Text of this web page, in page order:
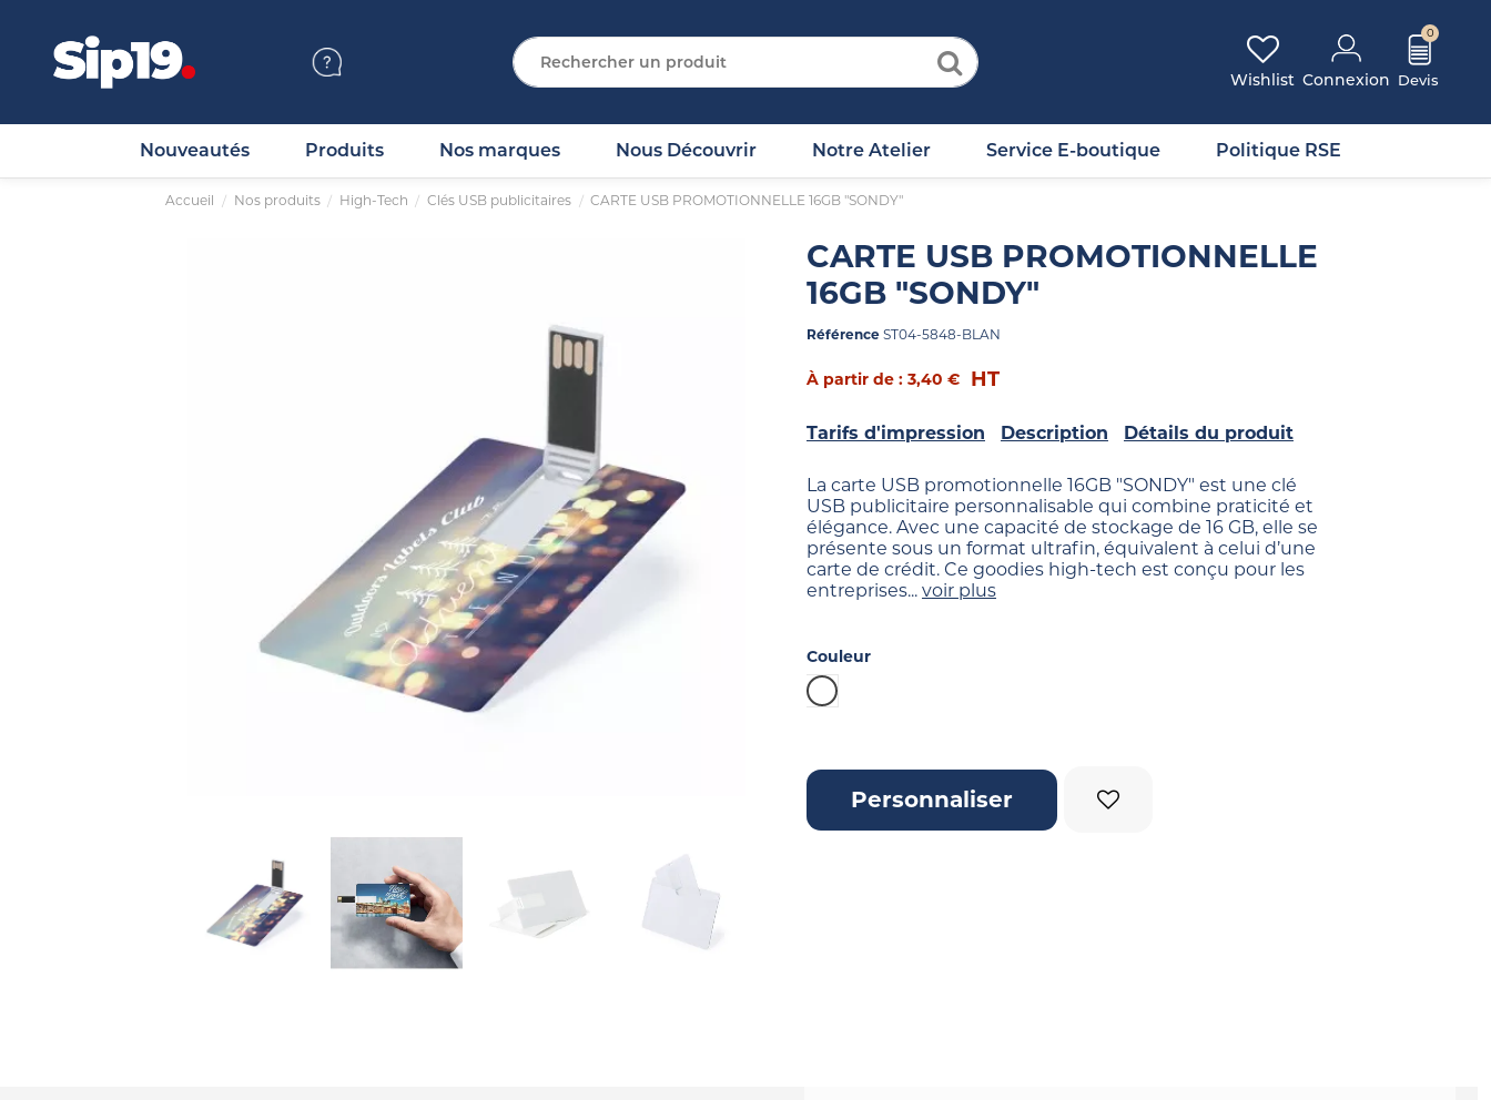
Connexion
Wishlist
0
Nouveautés Produits Nos marques Nous Découvrir Notre Atelier Service E-boutique Politique RSE
Accueil Nos produits High-Tech Clés USB publicitaires CARTE USB PROMOTIONNELLE 16GB "SONDY"
CARTE USB PROMOTIONNELLE
16GB "SONDY"
Référence ST04-5848-BLAN
À partir de : 3,40 € HT
Tarifs d'impression Description Détails du produit
La carte USB promotionnelle 16GB "SONDY" est une clé
USB publicitaire personnalisable qui combine praticité et
élégance. Avec une capacité de stockage de 16 GB, elle se
présente sous un format ultrafin, équivalent à celui d’une
carte de crédit. Ce goodies high-tech est conçu pour les
entreprises... voir plus
Couleur
Blanc
Personnaliser